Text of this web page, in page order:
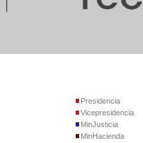
Presidencia
Vicepresidencia
MinJusticia
MinHacienda